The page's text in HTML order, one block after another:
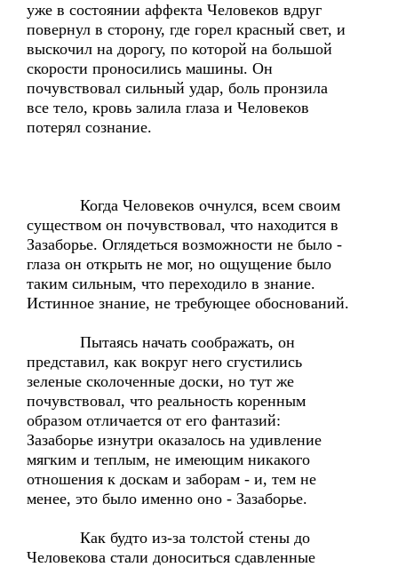
уже в состоянии аффекта Человеков вдруг
повернул в сторону, где горел красный свет, и
выскочил на дорогу, по которой на большой
скорости проносились машины. Он
почувствовал сильный удар, боль пронзила
все тело, кровь залила глаза и Человеков
потерял сознание.
Когда Человеков очнулся, всем своим
существом он почувствовал, что находится в
Зазаборье. Оглядеться возможности не было -
глаза он открыть не мог, но ощущение было
таким сильным, что переходило в знание.
Истинное знание, не требующее обоснований.
Пытаясь начать соображать, он
представил, как вокруг него сгустились
зеленые сколоченные доски, но тут же
почувствовал, что реальность коренным
образом отличается от его фантазий:
Зазаборье изнутри оказалось на удивление
мягким и теплым, не имеющим никакого
отношения к доскам и заборам - и, тем не
менее, это было именно оно - Зазаборье.
Как будто из-за толстой стены до
Человекова стали доноситься сдавленные